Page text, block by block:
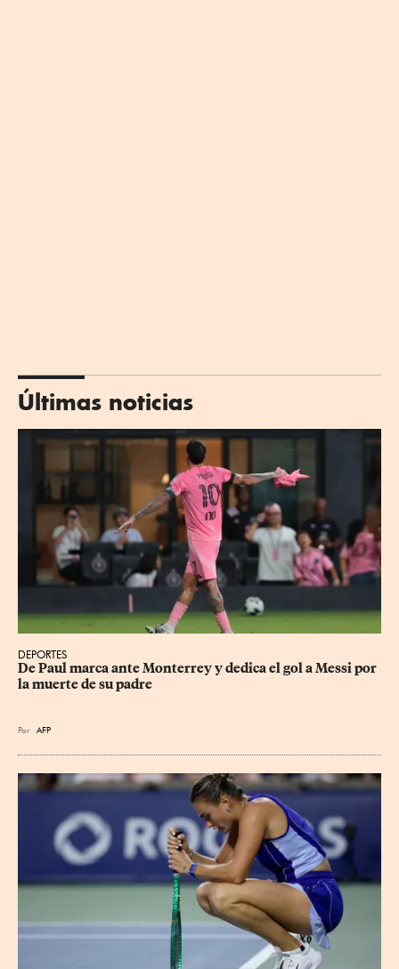
Últimas noticias
DEPORTES
De Paul marca ante Monterrey y dedica el gol a Messi por
la muerte de su padre
Por AFP